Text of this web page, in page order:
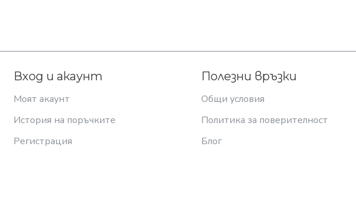
Вход и акаунт
Моят акаунт
История на поръчките
Регистрация
Полезни връзки
Общи условия
Политика за поверителност
Блог